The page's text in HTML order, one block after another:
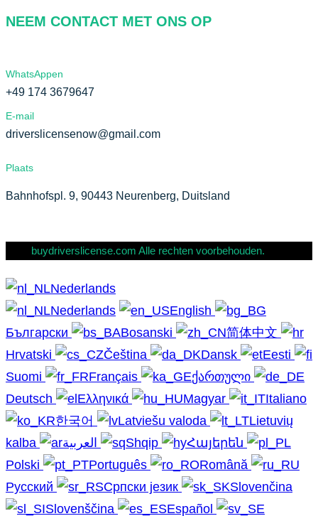
NEEM CONTACT MET ONS OP
WhatsAppen
+49 174 3679647
E-mail
driverslicensenow@gmail.com
Plaats
Bahnhofspl. 9, 90443 Neurenberg, Duitsland
buydriverslicense.com Alle rechten voorbehouden.
Nederlands
Nederlands
English
Български
Bosanski
简体中文
Hrvatski
Čeština Dansk
Eesti
Suomi
Français
ქართული
Deutsch
Ελληνικά Magyar
Italiano
한국어
Latviešu valoda
Lietuvių
kalba
Shqip
Հայերեն
Polski
Português
Română
Русский
Српски језик
Slovenčina
Slovenščina
Español